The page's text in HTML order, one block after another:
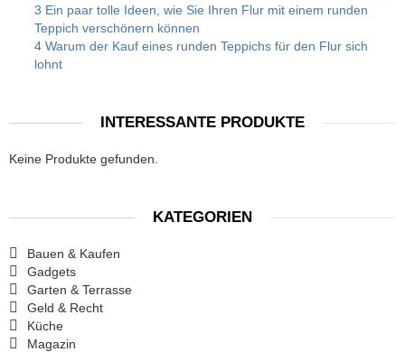
3 Ein paar tolle Ideen, wie Sie Ihren Flur mit einem runden
Teppich verschönern können
4 Warum der Kauf eines runden Teppichs für den Flur sich
lohnt
INTERESSANTE PRODUKTE
Keine Produkte gefunden.
KATEGORIEN
Bauen & Kaufen
Gadgets
Garten & Terrasse
Geld & Recht
Küche
Magazin